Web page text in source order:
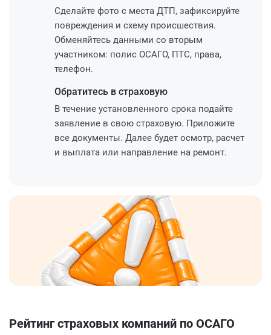
Сделайте фото с места ДТП, зафиксируйте
повреждения и схему происшествия.
Обменяйтесь данными со вторым
участником: полис ОСАГО, ПТС, права,
телефон.
Обратитесь в страховую
В течение установленного срока подайте
заявление в свою страховую. Приложите
все документы. Далее будет осмотр, расчет
и выплата или направление на ремонт.
Рейтинг страховых компаний по ОСАГО